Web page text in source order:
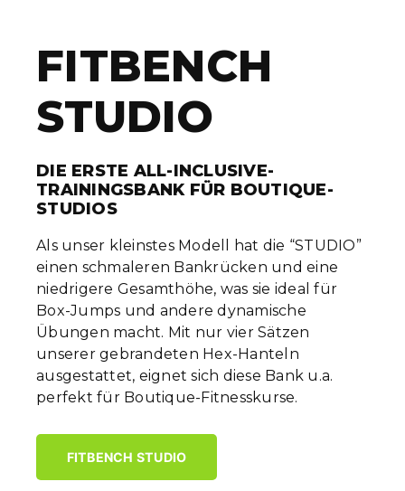
FITBENCH
STUDIO
DIE ERSTE ALL-INCLUSIVE-
TRAININGSBANK FÜR BOUTIQUE-
STUDIOS
Als unser kleinstes Modell hat die “STUDIO”
einen schmaleren Bankrücken und eine
niedrigere Gesamthöhe, was sie ideal für
Box-Jumps und andere dynamische
Übungen macht. Mit nur vier Sätzen
unserer gebrandeten Hex-Hanteln
ausgestattet, eignet sich diese Bank u.a.
perfekt für Boutique-Fitnesskurse.
FITBENCH STUDIO